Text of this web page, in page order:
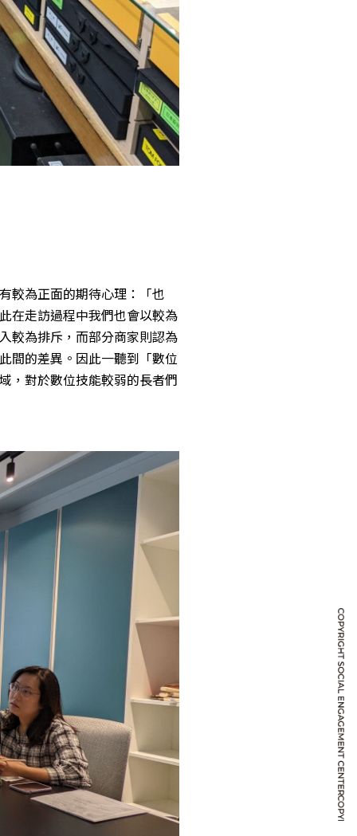
較為正面的期待心理：「也
在走訪過程中我們也會以較為
較為排斥，而部分商家則認為
間的差異。因此一聽到「數位
，對於數位技能較弱的長者們